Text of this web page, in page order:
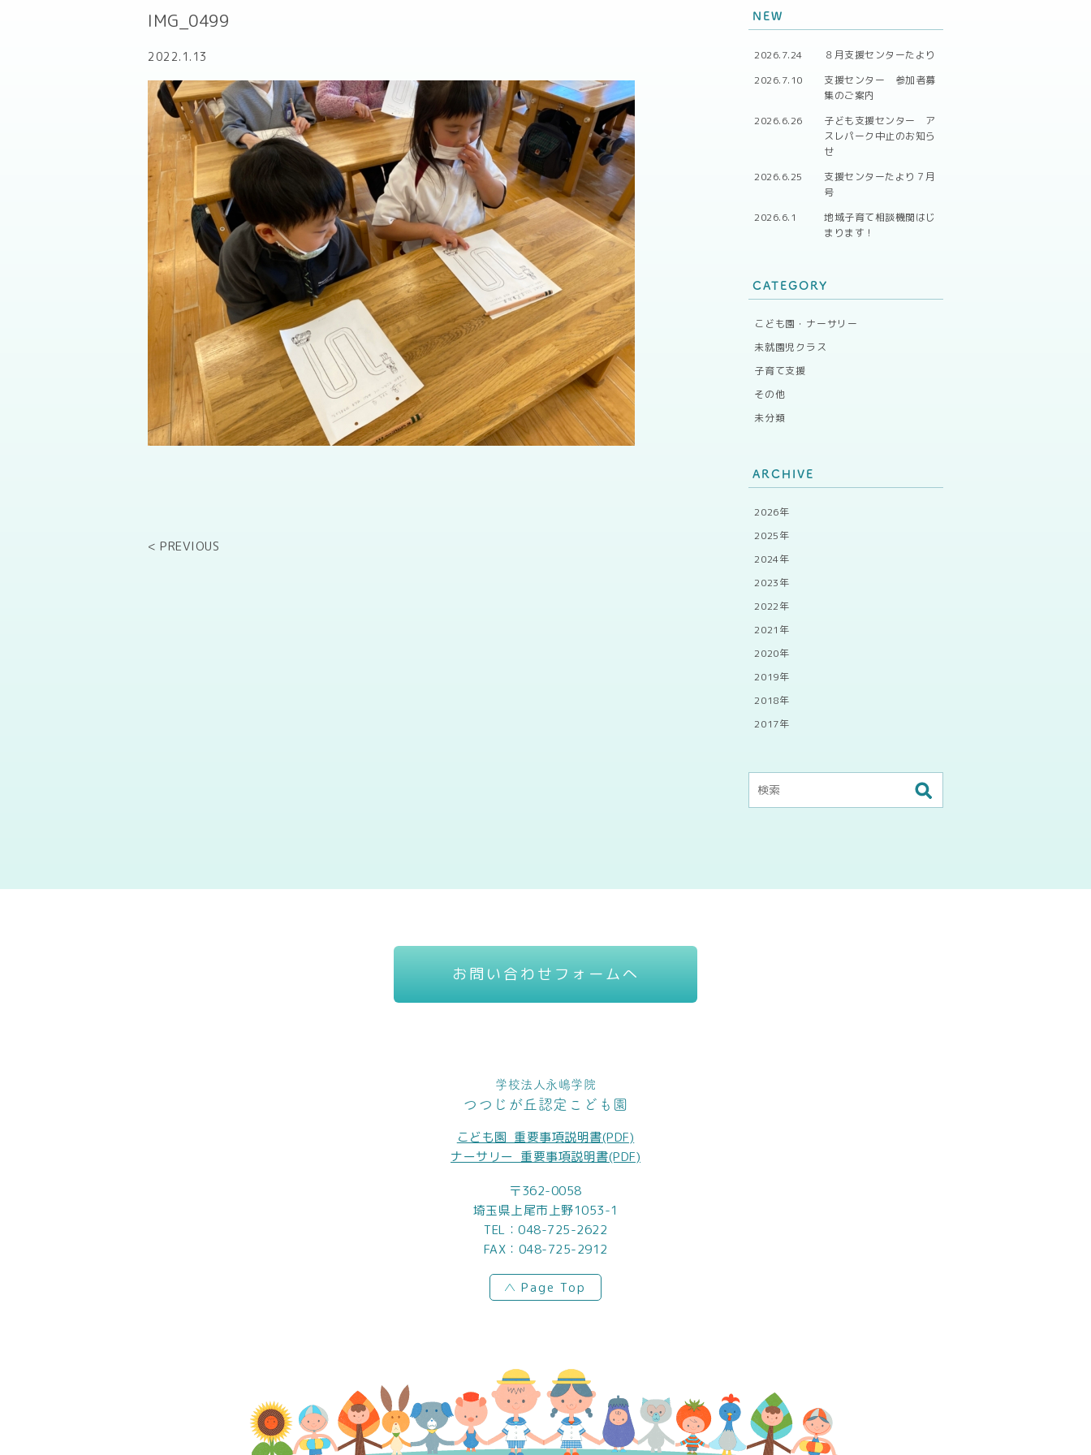
IMG_0499
2022.1.13
< PREVIOUS
NEW
2026.7.24
８月支援センターたより
2026.7.10
支援センター 参加者募
集のご案内
2026.6.26
子ども支援センター ア
スレパーク中止のお知ら
せ
2026.6.25
支援センターたより７月
号
2026.6.1
地域子育て相談機関はじ
まります！
CATEGORY
こども園・ナーサリー
未就園児クラス
子育て支援
その他
未分類
ARCHIVE
2026年
2025年
2024年
2023年
2022年
2021年
2020年
2019年
2018年
2017年
お問い合わせフォームへ
学校法人永嶋学院
つつじが丘認定こども園
こども園_重要事項説明書(PDF)
ナーサリー_重要事項説明書(PDF)
〒362-0058
埼玉県上尾市上野1053-1
TEL： 048-725-2622
FAX：048-725-2912
Page Top